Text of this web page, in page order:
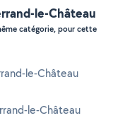
le-Château
catégorie, pour cette
le-Château
le-Château